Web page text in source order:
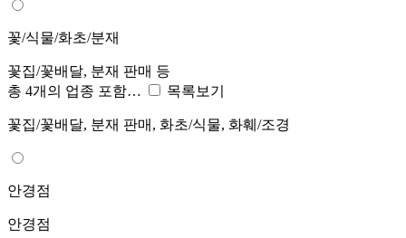
꽃/식물/화초/분재
꽃집/꽃배달, 분재 판매 등
총 4개의 업종 포함…
목록보기
꽃집/꽃배달, 분재 판매, 화초/식물, 화훼/조경
안경점
안경점